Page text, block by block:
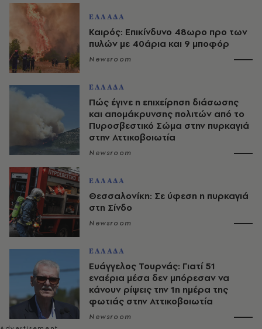
ΕΛΛΑΔΑ
Καιρός: Επικίνδυνο 48ωρο προ των
πυλών με 40άρια και 9 μποφόρ
Newsroom
ΕΛΛΑΔΑ
Πώς έγινε η επιχείρηση διάσωσης
και απομάκρυνσης πολιτών από το
Πυροσβεστικό Σώμα στην πυρκαγιά
στην Αττικοβοιωτία
Newsroom
ΕΛΛΑΔΑ
Θεσσαλονίκη: Σε ύφεση η πυρκαγιά
στη Σίνδο
Newsroom
ΕΛΛΑΔΑ
Ευάγγελος Τουρνάς: Γιατί 51
εναέρια μέσα δεν μπόρεσαν να
κάνουν ρίψεις την 1η ημέρα της
φωτιάς στην Αττικοβοιωτία
Newsroom